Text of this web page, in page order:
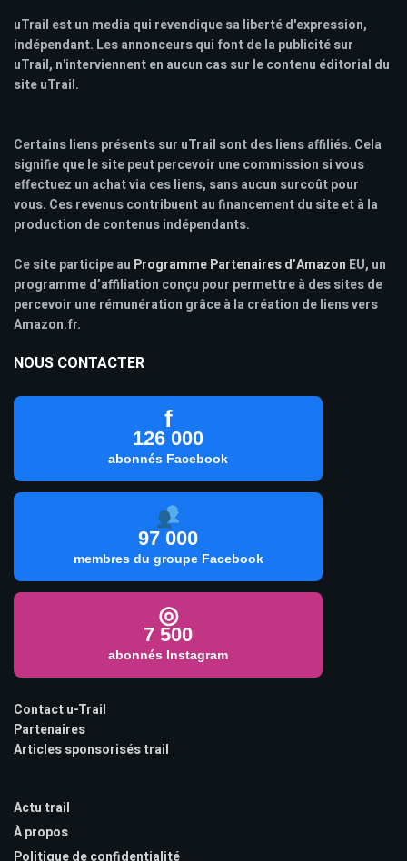
uTrail est un media qui revendique sa liberté d'expression,
indépendant. Les annonceurs qui font de la publicité sur
uTrail, n'interviennent en aucun cas sur le contenu éditorial du
site uTrail.
Certains liens présents sur uTrail sont des liens affiliés. Cela
signifie que le site peut percevoir une commission si vous
effectuez un achat via ces liens, sans aucun surcoût pour
vous. Ces revenus contribuent au financement du site et à la
production de contenus indépendants.
Ce site participe au Programme Partenaires d’Amazon EU, un
programme d’affiliation conçu pour permettre à des sites de
percevoir une rémunération grâce à la création de liens vers
Amazon.fr.
NOUS CONTACTER
f
126 000
abonnés Facebook
97 000
membres du groupe Facebook
◎
7 500
abonnés Instagram
Contact u-Trail
Partenaires
Articles sponsorisés trail
Actu trail
À propos
Politique de confidentialité